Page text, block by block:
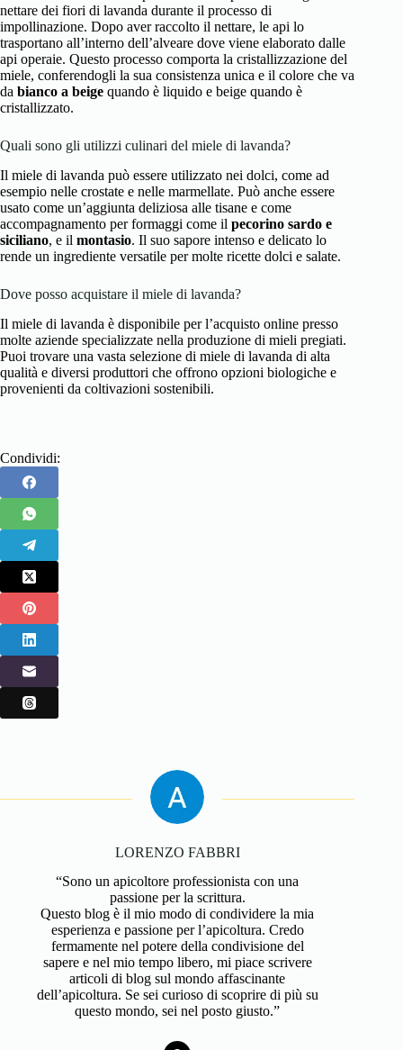
nettare dei fiori di lavanda durante il processo di
impollinazione. Dopo aver raccolto il nettare, le api lo
trasportano all’interno dell’alveare dove viene elaborato dalle
api operaie. Questo processo comporta la cristallizzazione del
miele, conferendogli la sua consistenza unica e il colore che va
da bianco a beige quando è liquido e beige quando è
cristallizzato.
Quali sono gli utilizzi culinari del miele di lavanda?
Il miele di lavanda può essere utilizzato nei dolci, come ad
esempio nelle crostate e nelle marmellate. Può anche essere
usato come un’aggiunta deliziosa alle tisane e come
accompagnamento per formaggi come il pecorino sardo e
siciliano, e il montasio. Il suo sapore intenso e delicato lo
rende un ingrediente versatile per molte ricette dolci e salate.
Dove posso acquistare il miele di lavanda?
Il miele di lavanda è disponibile per l’acquisto online presso
molte aziende specializzate nella produzione di mieli pregiati.
Puoi trovare una vasta selezione di miele di lavanda di alta
qualità e diversi produttori che offrono opzioni biologiche e
provenienti da coltivazioni sostenibili.
Condividi:
LORENZO FABBRI
“Sono un apicoltore professionista con una
passione per la scrittura.
Questo blog è il mio modo di condividere la mia
esperienza e passione per l’apicoltura. Credo
fermamente nel potere della condivisione del
sapere e nel mio tempo libero, mi piace scrivere
articoli di blog sul mondo affascinante
dell’apicoltura. Se sei curioso di scoprire di più su
questo mondo, sei nel posto giusto.”